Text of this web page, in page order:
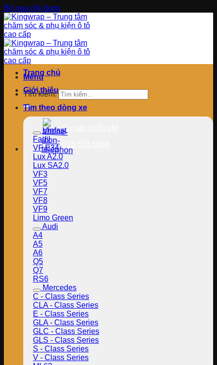
Bỏ qua nội dung
Menu
Tìm kiếm:
Tư vấn miễn phí
Trang chủ
Giới thiệu
Tìm theo dòng xe
Vinfast
Fadil
VF E34
Lux A2.0
Lux SA2.0
VF3
VF5
VF7
VF8
VF9
Limo Green
Audi
A4
A5
A6
Q5
Q7
RS6
Mercedes
C - Class Series
CLA - Class Series
E - Class Series
GLA - Class Series
GLC - Class Series
GLS - Class Series
S - Class Series
V - Class Series